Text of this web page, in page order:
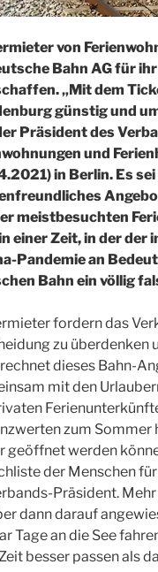
von
Bahn AG für
„Mit dem
günstig und
Präsident des
und
in Berlin. Es
meistbesuchten
einer Zeit, in der der
Pandemie an
Bahn ein völlig
fordern das
zu überdenken
dieses Bahn-
mit den
zum Sommer
geöffnet werden
der Menschen
Präsident.
dann darauf
Tage an die See
besser passen als